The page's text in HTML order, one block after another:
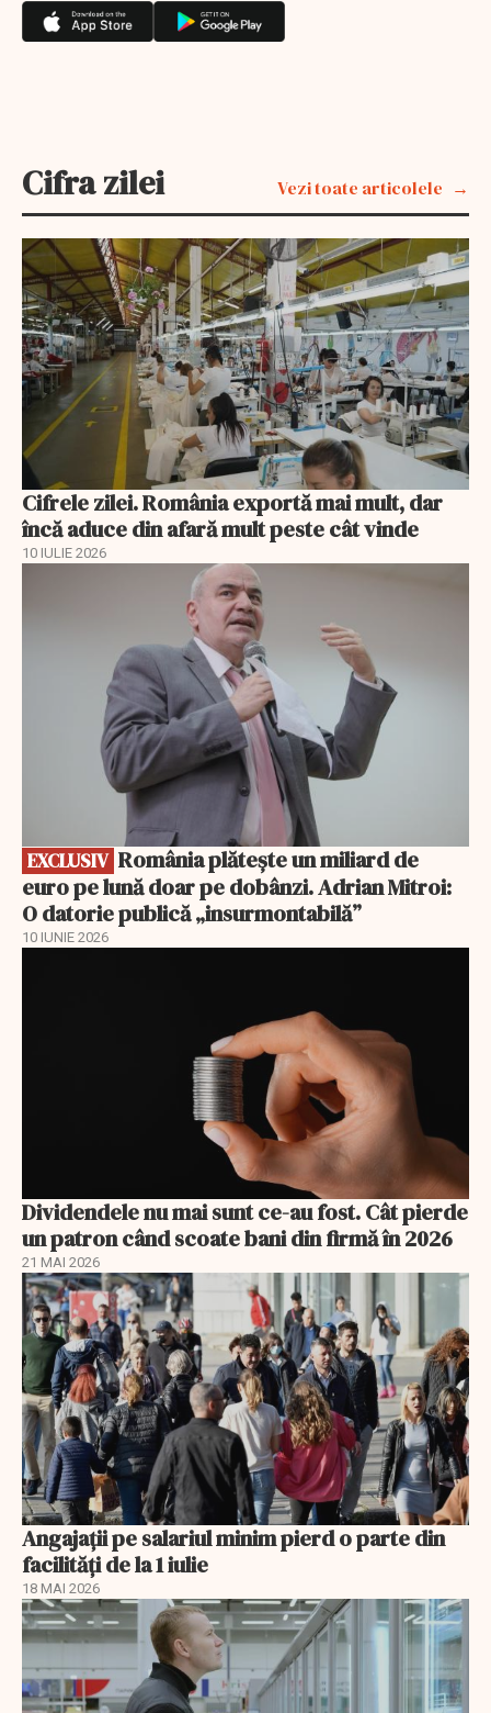
Cifra zilei Vezi toate articolele
Cifrele zilei. România exportă mai mult, dar
încă aduce din afară mult peste cât vinde
10 IULIE 2026
EXCLUSIV
euro pe lună doar pe dobânzi. Adrian Mitroi:
O datorie publică „insurmontabilă”
10 IUNIE 2026
Dividendele nu mai sunt ce-au fost. Cât pierde
un patron când scoate bani din firmă în 2026
21 MAI 2026
Angajații pe salariul minim pierd o parte din
facilități de la 1 iulie
18 MAI 2026